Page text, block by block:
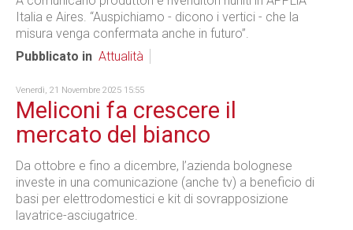
Italia e Aires. “Auspichiamo - dicono i vertici - che la
misura venga confermata anche in futuro”.
Pubblicato in Attualità
Venerdì, 21 Novembre 2025 15:55
Meliconi fa crescere il
mercato del bianco
Da ottobre e fino a dicembre, l’azienda bolognese
investe in una comunicazione (anche tv) a beneficio di
basi per elettrodomestici e kit di sovrapposizione
lavatrice-asciugatrice.